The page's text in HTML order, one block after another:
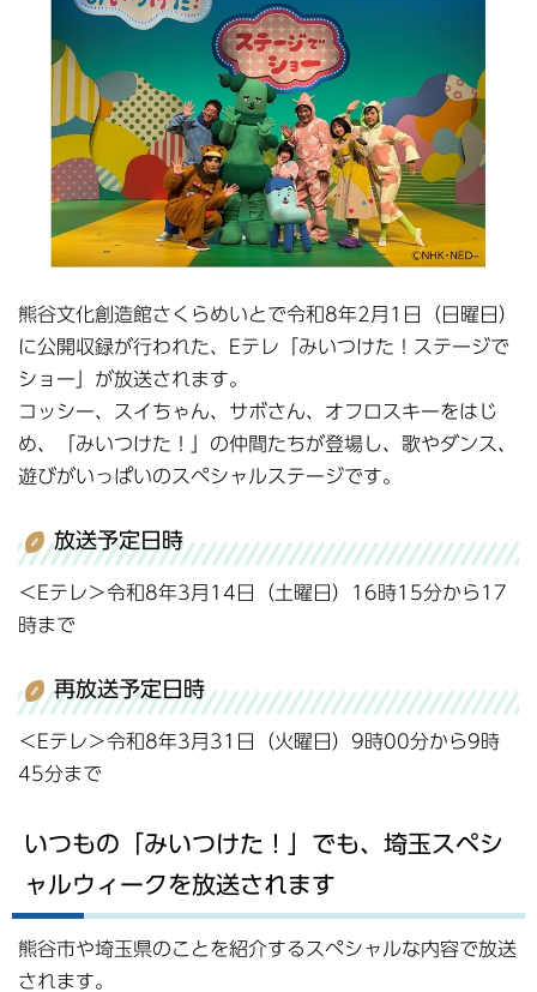
熊谷文化創造館さくらめいとで令和8年2月1日（日曜日）
に公開収録が行われた、Eテレ「みいつけた！ステージで
ショー」が放送されます。
コッシー、スイちゃん、サボさん、オフロスキーをはじ
め、「みいつけた！」の仲間たちが登場し、歌やダンス、
遊びがいっぱいのスペシャルステージです。
放送予定日時
＜Eテレ＞令和8年3月14日（土曜日）16時15分から17
時まで
再放送予定日時
＜Eテレ＞令和8年3月31日（火曜日）9時00分から9時
45分まで
いつもの「みいつけた！」でも、埼玉スペシ
ャルウィークを放送されます
熊谷市や埼玉県のことを紹介するスペシャルな内容で放送
されます。